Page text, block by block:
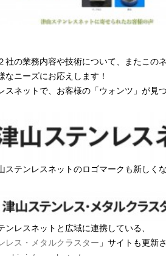
社の業務内容や技術について、またこの
なニーズにお応えします！
スネットで、お客様の「ウォンツ」が見
ステンレスネットのロゴマークも新しく
ンレスネットと広域に連携している、
レス・メタルクラスター 」サイトも更新